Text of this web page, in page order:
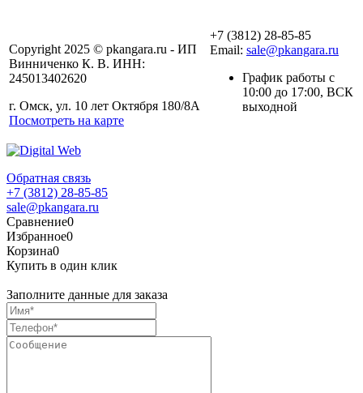
Copyright 2025 © pkangara.ru - ИП
Винниченко К. В. ИНН:
245013402620
г. Омск, ул. 10 лет Октября 180/8А
Посмотреть на карте
+7 (3812) 28-85-85
Email: sale@pkangara.ru
График работы с
10:00 до 17:00, ВСК
выходной
Обратная связь
+7 (3812) 28-85-85
sale@pkangara.ru
Сравнение0
Избранное0
Корзина0
Купить в один клик
Заполните данные для заказа